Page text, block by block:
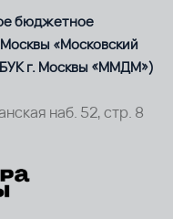
бюджетное
«Московский
г. Москвы «ММДМ»)
наб. 52, стр. 8